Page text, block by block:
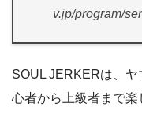
v.jp/program/
SOUL JERKERは、
心者から上級者まで